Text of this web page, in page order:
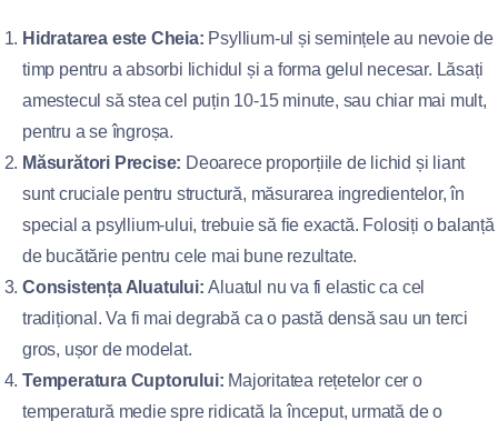
Hidratarea este Cheia: Psyllium-ul și semințele au nevoie de
timp pentru a absorbi lichidul și a forma gelul necesar. Lăsați
amestecul să stea cel puțin 10-15 minute, sau chiar mai mult,
pentru a se îngroșa.
Măsurători Precise: Deoarece proporțiile de lichid și liant
sunt cruciale pentru structură, măsurarea ingredientelor, în
special a psyllium-ului, trebuie să fie exactă. Folosiți o balanță
de bucătărie pentru cele mai bune rezultate.
Consistența Aluatului: Aluatul nu va fi elastic ca cel
tradițional. Va fi mai degrabă ca o pastă densă sau un terci
gros, ușor de modelat.
Temperatura Cuptorului: Majoritatea rețetelor cer o
temperatură medie spre ridicată la început, urmată de o